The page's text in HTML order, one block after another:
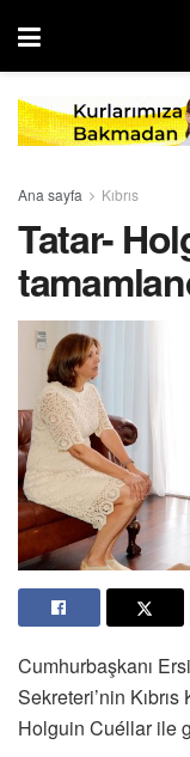
Ana sayfa Kıbrıs
Tatar-
Cumhurbaşkanı
Sekreteri’nin
Holguin Cuéllar ile